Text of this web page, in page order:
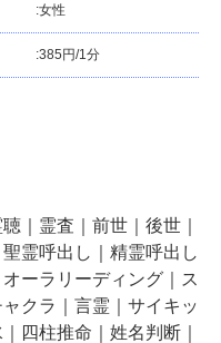
:女性
:385円/1分
｜霊査｜前世｜後世｜
霊呼出し｜精霊呼出し
ーラリーディング｜ス
クラ｜言霊｜サイキッ
四柱推命｜姓名判断｜